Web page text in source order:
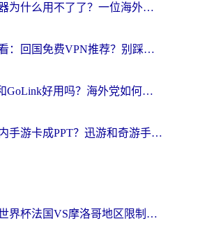
归雁加速器为什么用不了了？一位海外游子的真实困惑与技术解答
海外党必看：回国免费VPN推荐？别踩坑！教你选对加速器无缝刷国内资源
ChickCN和GoLink好用吗？海外党如何选对回国加速器
海外玩国内手游卡成PPT？迅游和奇游手游哪个好？一篇讲透回国加速器怎么选
在国外看世界杯法国VS摩洛哥地区限制？这篇指南让你流畅看中文解说无压力